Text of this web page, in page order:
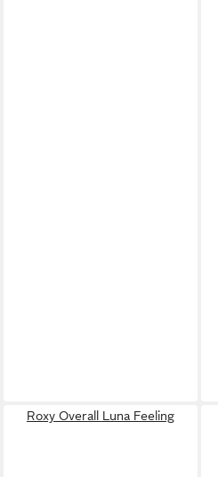
Roxy Overall Luna Feeling